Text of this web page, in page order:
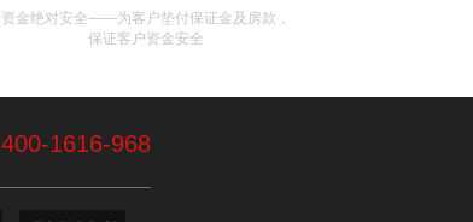
资金绝对安全——为客户垫付保证金及房款，
保证客户资金安全
400-1616-968